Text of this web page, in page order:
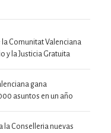
la Comunitat Valenciana
y la Justicia Gratuita
gana
asuntos en un año
la Conselleria nuevas